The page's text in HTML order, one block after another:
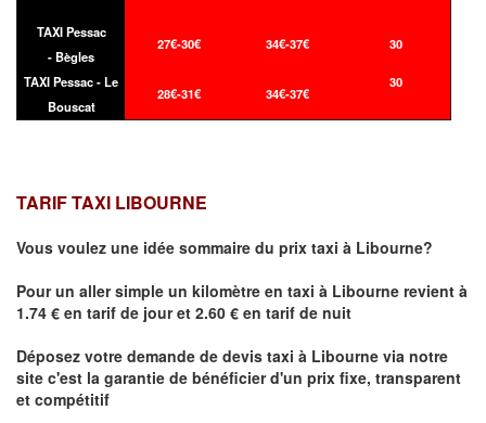
TAXI Pessac
- Bègles
27€-30€ 34€-37€ 30
TAXI Pessac - Le
Bouscat
28€-31€ 34€-37€
30
TARIF TAXI LIBOURNE
Vous voulez une idée sommaire du prix taxi à Libourne?
Pour un aller simple un kilomètre en taxi à Libourne revient à
1.74 € en tarif de jour et 2.60 € en tarif de nuit
Déposez votre demande de devis taxi à Libourne via notre
site c'est la garantie de bénéficier d'un prix fixe, transparent
et compétitif